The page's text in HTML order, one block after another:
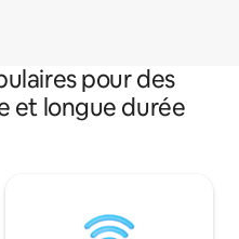
pour des
et longue durée